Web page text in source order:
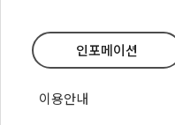
인포메이션
이용안내